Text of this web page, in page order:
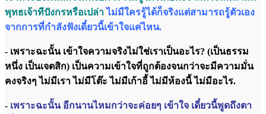
พุทธเจ้าทีปังกรหรือเปล่า ไม่มีใครรู้ได้ก็จริงแต่สามารถรู้ตัวเอง
จากการที่กำลังฟังเดี๋ยวนี้เข้าใจแค่ไหน.
- เพราะฉะนั้น เข้าใจความจริงไม่ใช่เราเป็นอะไร? (เป็นธรรม
หนึ่ง เป็นเจตสิก) เป็นความเข้าใจที่ถูกต้องจนกว่าจะมีความมั่น
คงจริงๆ ไม่มีเรา ไม่มีโต๊ะ ไม่มีเก้าอี้ ไม่มีห้องนี้ ไม่มีอะไร.
- เพราะฉะนั้น อีกนานไหมกว่าจะค่อยๆ เข้าใจ เดี๋ยวนี้พูดถึงตา